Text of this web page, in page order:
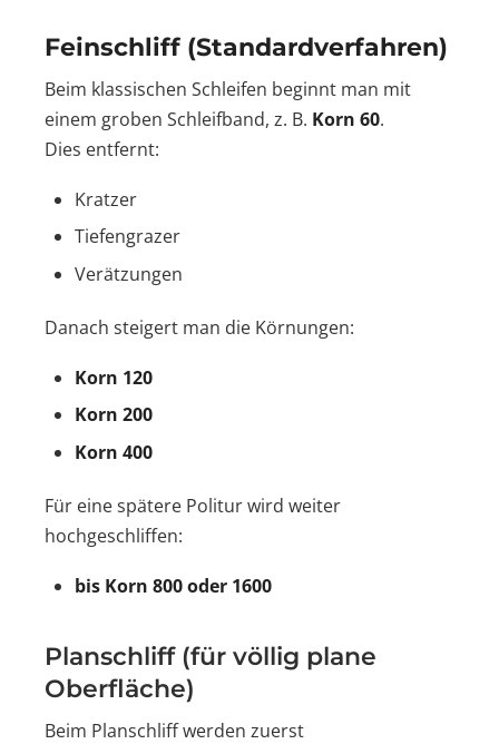
Feinschliff (Standardverfahren)
Beim klassischen Schleifen beginnt man mit
einem groben Schleifband, z. B. Korn 60.
Dies entfernt:
Kratzer
Tiefengrazer
Verätzungen
Danach steigert man die Körnungen:
Korn 120
Korn 200
Korn 400
Für eine spätere Politur wird weiter
hochgeschliffen:
bis Korn 800 oder 1600
Planschliff (für völlig plane
Oberfläche)
Beim Planschliff werden zuerst